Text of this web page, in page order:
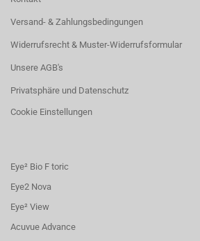
Versand- & Zahlungsbedingungen
Widerrufsrecht & Muster-Widerrufsformular
Unsere AGB's
Privatsphäre und Datenschutz
Cookie Einstellungen
Eye² Bio F toric
Eye2 Nova
Eye² View
Acuvue Advance